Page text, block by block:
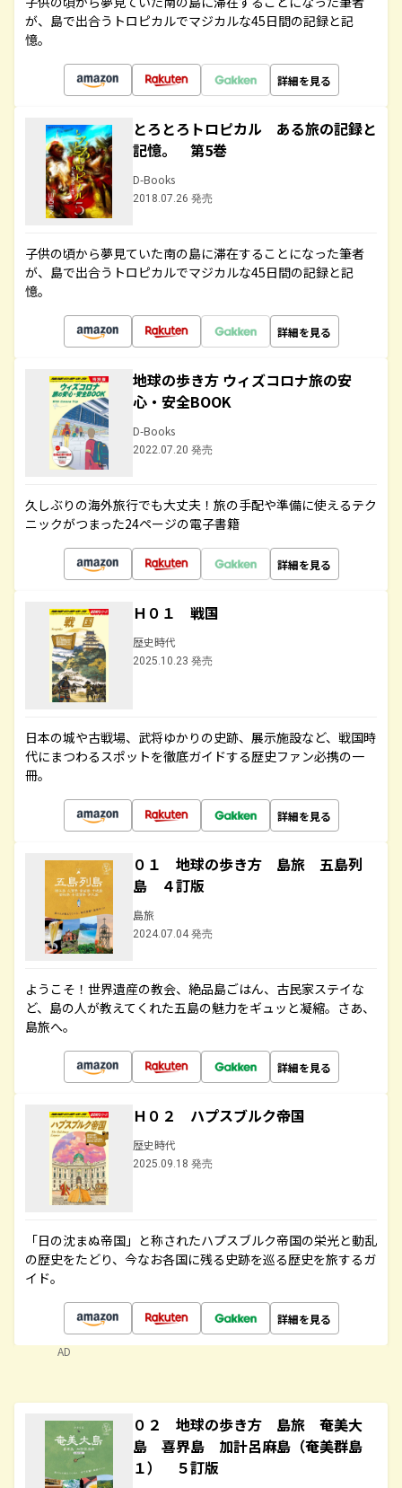
が、島で出合うトロピカルでマジカルな45日間の記録と記
憶。
詳細を見る
とろとろトロピカル ある旅の記録と
記憶。 第5巻
D-Books
2018.07.26 発売
子供の頃から夢見ていた南の島に滞在することになった筆者
が、島で出合うトロピカルでマジカルな45日間の記録と記
憶。
詳細を見る
地球の歩き方 ウィズコロナ旅の安
心・安全BOOK
D-Books
2022.07.20 発売
久しぶりの海外旅行でも大丈夫！旅の手配や準備に使えるテク
ニックがつまった24ページの電子書籍
詳細を見る
Ｈ０１ 戦国
歴史時代
2025.10.23 発売
日本の城や古戦場、武将ゆかりの史跡、展示施設など、戦国時
代にまつわるスポットを徹底ガイドする歴史ファン必携の一
冊。
詳細を見る
０１ 地球の歩き方 島旅 五島列
島 ４訂版
島旅
2024.07.04 発売
ようこそ！世界遺産の教会、絶品島ごはん、古民家ステイな
ど、島の人が教えてくれた五島の魅力をギュッと凝縮。さあ、
島旅へ。
詳細を見る
Ｈ０２ ハプスブルク帝国
歴史時代
2025.09.18 発売
「日の沈まぬ帝国」と称されたハプスブルク帝国の栄光と動乱
の歴史をたどり、今なお各国に残る史跡を巡る歴史を旅するガ
イド。
詳細を見る
AD
０２ 地球の歩き方 島旅 奄美大
島 喜界島 加計呂麻島（奄美群島
１） ５訂版